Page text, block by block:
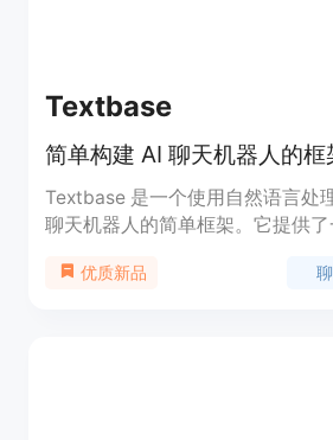
Textbase
简单构建 AI 聊天机器人的框
Textbase 是一个使用自然语言处
聊天机器人的简单框架。它提供了
处理其他的事情。用户可以使用
优质新品